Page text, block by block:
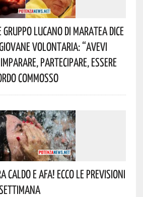
Lucano Di Maratea Dice
Volontaria: “avevi
Partecipare, Essere
Commosso
Caldo E Afa! Ecco Le Previsioni